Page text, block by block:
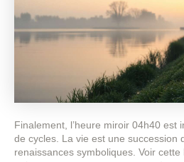
Finalement, l’heure miroir 04h40 est
de cycles. La vie est une succession
renaissances symboliques. Voir